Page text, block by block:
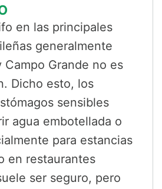
en las principales
generalmente
Campo Grande no es
Dicho esto, los
sensibles
agua embotellada o
para estancias
en restaurantes
ser seguro, pero